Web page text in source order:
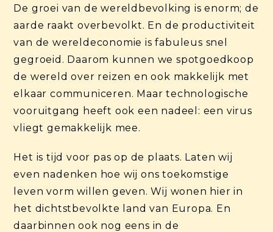
De groei van de wereldbevolking is enorm; de
aarde raakt overbevolkt. En de productiviteit
van de wereldeconomie is fabuleus snel
gegroeid. Daarom kunnen we spotgoedkoop
de wereld over reizen en ook makkelijk met
elkaar communiceren. Maar technologische
vooruitgang heeft ook een nadeel: een virus
vliegt gemakkelijk mee.
Het is tijd voor pas op de plaats. Laten wij
even nadenken hoe wij ons toekomstige
leven vorm willen geven. Wij wonen hier in
het dichtstbevolkte land van Europa. En
daarbinnen ook nog eens in de